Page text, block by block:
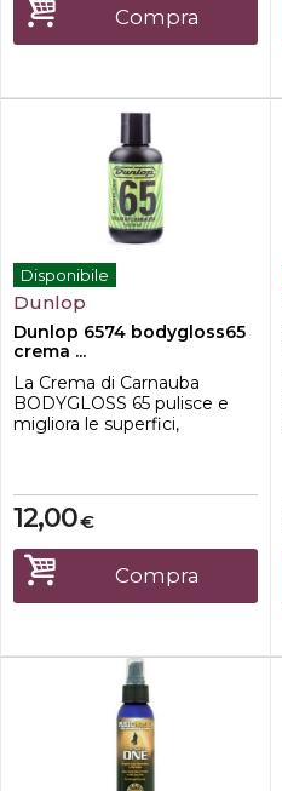
chitarra come Gibson,
Fender e Martin Guitars. È
sicuro su tutte...
Compra
Disponibile
Dunlop
Dunlop 6574 bodygloss65
crema ...
La Crema di Carnauba
BODYGLOSS 65 pulisce e
migliora le superfici,
€
12,00
Compra